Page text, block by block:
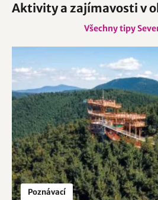
Aktivity a zajímavosti v
Všechny tipy
Poznávací